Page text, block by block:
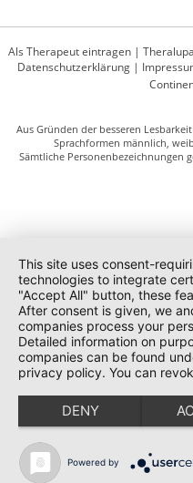
Als Therapeut eintragen |
Datenschutzerklärung|
Aus Gründen der besseren
Sprachformen männlich,
Sämtliche Personenbezeichnungen
This site uses consent-
technologies to integrate
"Accept All" button, these
After consent is given, we
companies process your
Detailed information on
companies can be found
privacy policy. You can
DENY
Powered by